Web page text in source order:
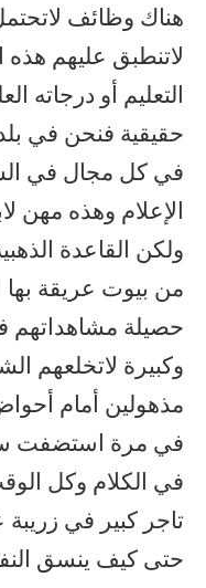
هناك وظائف
لاتنطبق عليهم هذه
التعليم أو درجاته
حقيقية فنحن في
في كل مجال في
الإعلام وهذه مهن
ولكن القاعدة
من بيوت عريقة بها
حصيلة مشاهداتهم
وكبيرة لاتخلعهم
مذهولين أمام
في مرة استضفت
في الكلام وكل
تاجر كبير في
حتى كيف ينسق